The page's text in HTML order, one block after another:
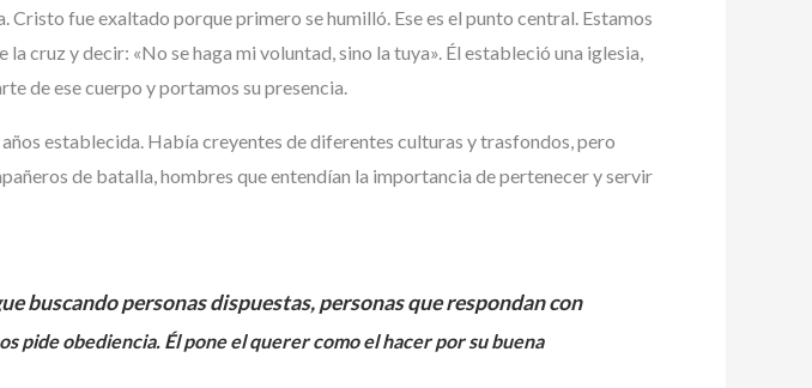
fue exaltado porque primero se humilló. Ese es el punto central. Estamos
cruz y decir: «No se haga mi voluntad, sino la tuya». Él estableció una iglesia,
de ese cuerpo y portamos su presencia.
establecida. Había creyentes de diferentes culturas y trasfondos, pero
de batalla, hombres que entendían la importancia de pertenecer y servir
buscando personas dispuestas, personas que respondan con
pide obediencia. Él pone el querer como el hacer por su buena